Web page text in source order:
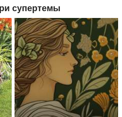
супертемы